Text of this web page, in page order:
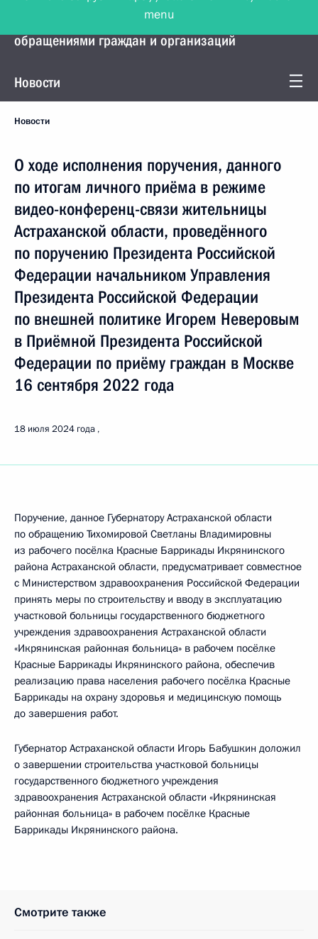
Управление Президента по работе с
обращениями граждан и организаций
Новости
Новости
О ходе исполнения поручения, данного
по итогам личного приёма в режиме
видео-конференц-связи жительницы
Астраханской области, проведённого
по поручению Президента Российской
Федерации начальником Управления
Президента Российской Федерации
по внешней политике Игорем Неверовым
в Приёмной Президента Российской
Федерации по приёму граждан в Москве
16 сентября 2022 года
18 июля 2024 года
Поручение, данное Губернатору Астраханской области
по обращению Тихомировой Светланы Владимировны
из рабочего посёлка Красные Баррикады Икрянинского
района Астраханской области, предусматривает совместное
с Министерством здравоохранения Российской Федерации
принять меры по строительству и вводу в эксплуатацию
участковой больницы государственного бюджетного
учреждения здравоохранения Астраханской области
«Икрянинская районная больница» в рабочем посёлке
Красные Баррикады Икрянинского района, обеспечив
реализацию права населения рабочего посёлка Красные
Баррикады на охрану здоровья и медицинскую помощь
до завершения работ.
Губернатор Астраханской области Игорь Бабушкин доложил
о завершении строительства участковой больницы
государственного бюджетного учреждения
здравоохранения Астраханской области «Икрянинская
районная больница» в рабочем посёлке Красные
Баррикады Икрянинского района.
Смотрите также
menu